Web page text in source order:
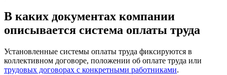
В каких документах компании
описывается система оплаты труда
Установленные системы оплаты труда фиксируются в
коллективном договоре, положении об оплате труда или
трудовых договорах с конкретными работниками.